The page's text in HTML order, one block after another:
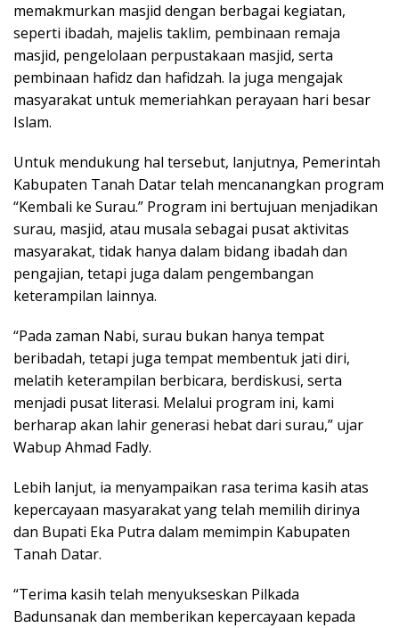
memakmurkan masjid dengan berbagai kegiatan,
seperti ibadah, majelis taklim, pembinaan remaja
masjid, pengelolaan perpustakaan masjid, serta
pembinaan hafidz dan hafidzah. Ia juga mengajak
masyarakat untuk memeriahkan perayaan hari besar
Islam.
Untuk mendukung hal tersebut, lanjutnya, Pemerintah
Kabupaten Tanah Datar telah mencanangkan program
“Kembali ke Surau.” Program ini bertujuan menjadikan
surau, masjid, atau musala sebagai pusat aktivitas
masyarakat, tidak hanya dalam bidang ibadah dan
pengajian, tetapi juga dalam pengembangan
keterampilan lainnya.
“Pada zaman Nabi, surau bukan hanya tempat
beribadah, tetapi juga tempat membentuk jati diri,
melatih keterampilan berbicara, berdiskusi, serta
menjadi pusat literasi. Melalui program ini, kami
berharap akan lahir generasi hebat dari surau,” ujar
Wabup Ahmad Fadly.
Lebih lanjut, ia menyampaikan rasa terima kasih atas
kepercayaan masyarakat yang telah memilih dirinya
dan Bupati Eka Putra dalam memimpin Kabupaten
Tanah Datar.
“Terima kasih telah menyukseskan Pilkada
Badunsanak dan memberikan kepercayaan kepada